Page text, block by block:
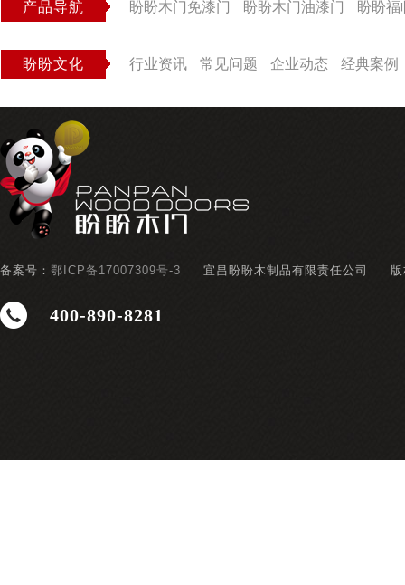
产品导航 盼盼木门免漆门 盼盼木门油漆门 盼盼福
盼盼文化 行业资讯 常见问题 企业动态 经典案例
备案号： 鄂ICP备17007309号-3 宜昌盼盼木制品有限责任公司
400-890-8281